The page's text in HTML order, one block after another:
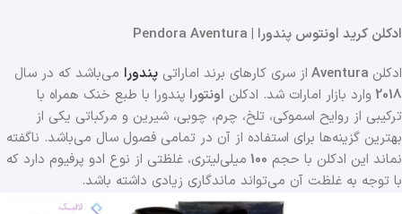
ادکلن کرید اونتوس پندورا | Pendora Aventura
ادکلن
از سری کارهای برند اماراتی پندورا می‌باشد که در سال
2018 وارد بازار امارات شد. ادکلن اونتورا پندورا با طبع خنک همراه با
ترکیبی از روایح اسموکی، تلخ، چرم، چوبی، شیرین و مرکباتی یکی از
بهترین گزینه‌ها برای استفاده از آن در تمامی فصول سال می‌باشد. ناگفته
نماند این ادکلن با حجم 100 میلی‌لیتری، غلظتی از نوع ادو پرفیوم دارد که
با توجه به غلظت آن می‌تواند ماندگاری زیادی داشته باشد.